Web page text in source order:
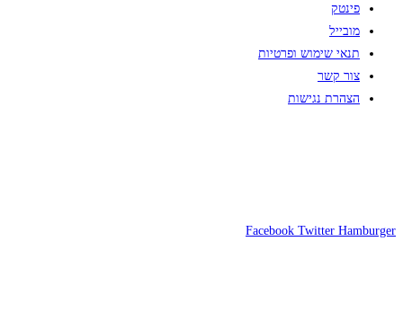
פינטק
מובייל
תנאי שימוש ופרטיות
צור קשר
הצהרת נגישות
Facebook Twitter Hamburger